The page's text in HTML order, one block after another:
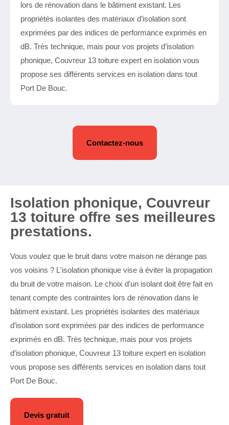
lors de rénovation dans le bâtiment existant. Les
propriétés isolantes des matériaux d’isolation sont
exprimées par des indices de performance exprimés en
dB. Très technique, mais pour vos projets d’isolation
phonique, Couvreur 13 toiture expert en isolation vous
propose ses différents services en isolation dans tout
Port De Bouc.
Contactez-nous
Isolation phonique, Couvreur
13 toiture offre ses meilleures
prestations.
Vous voulez que le bruit dans votre maison ne dérange pas
vos voisins ? L'isolation phonique vise à éviter la propagation
du bruit de votre maison. Le choix d'un isolant doit être fait en
tenant compte des contraintes lors de rénovation dans le
bâtiment existant. Les propriétés isolantes des matériaux
d’isolation sont exprimées par des indices de performance
exprimés en dB. Très technique, mais pour vos projets
d’isolation phonique, Couvreur 13 toiture expert en isolation
vous propose ses différents services en isolation dans tout
Port De Bouc.
Devis gratuit